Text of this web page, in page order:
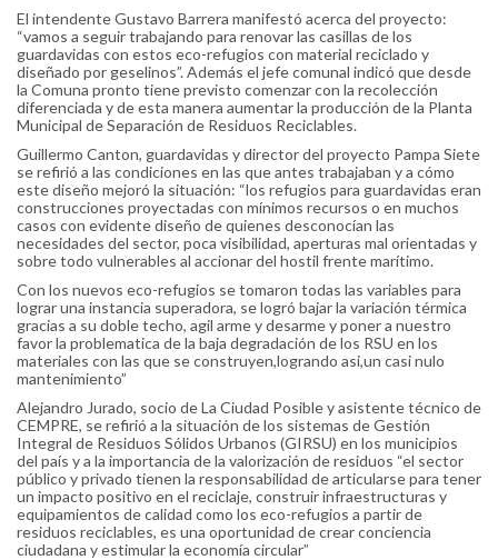
El intendente Gustavo Barrera manifestó acerca del proyecto:
“vamos a seguir trabajando para renovar las casillas de los
guardavidas con estos eco-refugios con material reciclado y
diseñado por geselinos”. Además el jefe comunal indicó que desde
la Comuna pronto tiene previsto comenzar con la recolección
diferenciada y de esta manera aumentar la producción de la Planta
Municipal de Separación de Residuos Reciclables.
Guillermo Canton, guardavidas y director del proyecto Pampa Siete
se refirió a las condiciones en las que antes trabajaban y a cómo
este diseño mejoró la situación: “los refugios para guardavidas eran
construcciones proyectadas con mínimos recursos o en muchos
casos con evidente diseño de quienes desconocían las
necesidades del sector, poca visibilidad, aperturas mal orientadas y
sobre todo vulnerables al accionar del hostil frente marítimo.
Con los nuevos eco-refugios se tomaron todas las variables para
lograr una instancia superadora, se logró bajar la variación térmica
gracias a su doble techo, agil arme y desarme y poner a nuestro
favor la problematica de la baja degradación de los RSU en los
materiales con las que se construyen,logrando asi,un casi nulo
mantenimiento”
Alejandro Jurado, socio de La Ciudad Posible y asistente técnico de
CEMPRE, se refirió a la situación de los sistemas de Gestión
Integral de Residuos Sólidos Urbanos (GIRSU) en los municipios
del país y a la importancia de la valorización de residuos “el sector
público y privado tienen la responsabilidad de articularse para tener
un impacto positivo en el reciclaje, construir infraestructuras y
equipamientos de calidad como los eco-refugios a partir de
residuos reciclables, es una oportunidad de crear conciencia
ciudadana y estimular la economía circular”